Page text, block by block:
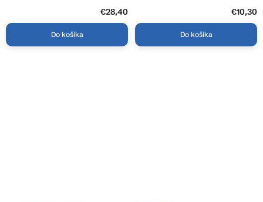
€28,40
Do košíka
€10,30
Do košíka